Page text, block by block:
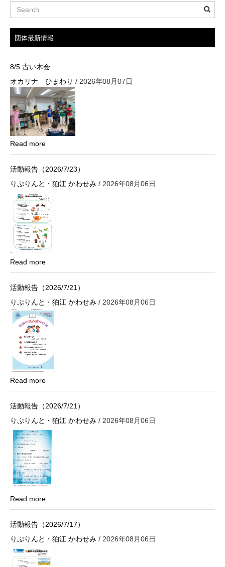
団体最新情報
8/5 古い木会
オカリナ ひまわり / 2026年08月07日
Read more
活動報告（2026/7/23）
りぷりんと・狛江 かわせみ / 2026年08月06日
Read more
活動報告（2026/7/21）
りぷりんと・狛江 かわせみ / 2026年08月06日
Read more
活動報告（2026/7/21）
りぷりんと・狛江 かわせみ / 2026年08月06日
Read more
活動報告（2026/7/17）
りぷりんと・狛江 かわせみ / 2026年08月06日